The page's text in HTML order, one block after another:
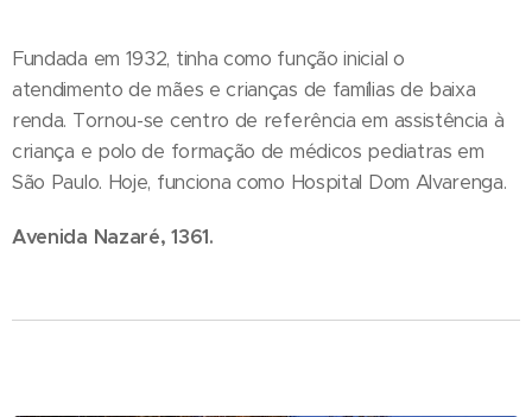
Fundada em 1932, tinha como função inicial o
atendimento de mães e crianças de famílias de baixa
renda. Tornou-se centro de referência em assistência à
criança e polo de formação de médicos pediatras em
São Paulo. Hoje, funciona como Hospital Dom Alvarenga.
Avenida Nazaré, 1361.